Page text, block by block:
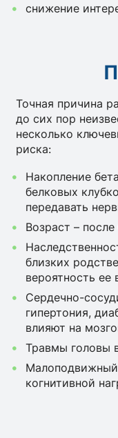
снижение
Точная причина
до сих пор
несколько
риска:
Накопление
белковых
передавать
Возраст –
близких
вероятность ее
Сердечно-
гипертония,
влияют на
Травмы головы
Малоподвижный
когнитивной